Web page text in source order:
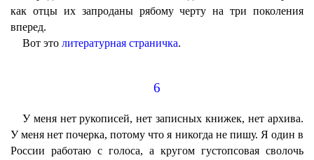
как отцы их запроданы рябому черту на три поколения
вперед.
Вот это литературная страничка.
6
У меня нет рукописей, нет записных книжек, нет архива.
У меня нет почерка, потому что я никогда не пишу. Я один в
России работаю с голоса, а кругом густопсовая сволочь